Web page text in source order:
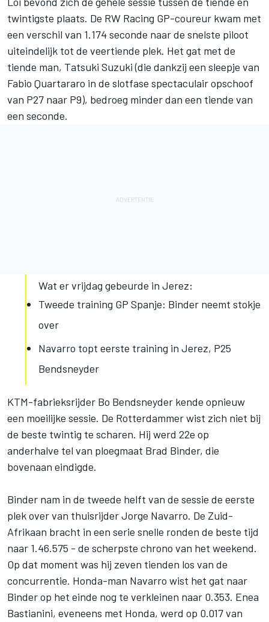
twintigste plaats. De RW Racing GP-coureur kwam met
een verschil van 1.174 seconde naar de snelste piloot
uiteindelijk tot de veertiende plek. Het gat met de
tiende man, Tatsuki Suzuki (die dankzij een sleepje van
Fabio Quartararo in de slotfase spectaculair opschoof
van P27 naar P9), bedroeg minder dan een tiende van
een seconde.
Wat er vrijdag gebeurde in Jerez:
Tweede training GP Spanje: Binder neemt stokje
over
Navarro topt eerste training in Jerez, P25
Bendsneyder
KTM-fabrieksrijder Bo Bendsneyder kende opnieuw
een moeilijke sessie. De Rotterdammer wist zich niet bij
de beste twintig te scharen. Hij werd 22e op
anderhalve tel van ploegmaat Brad Binder, die
bovenaan eindigde.
Binder nam in de tweede helft van de sessie de eerste
plek over van thuisrijder Jorge Navarro. De Zuid-
Afrikaan bracht in een serie snelle ronden de beste tijd
naar 1.46.575 - de scherpste chrono van het weekend.
Op dat moment was hij zeven tienden los van de
concurrentie. Honda-man Navarro wist het gat naar
Binder op het einde nog te verkleinen naar 0.353. Enea
Bastianini, eveneens met Honda, werd op 0.017 van